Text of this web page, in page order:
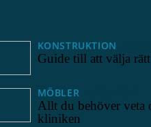
KONSTRUKTION
Guide till att välja
MÖBLER
Allt du behöver veta
kliniken